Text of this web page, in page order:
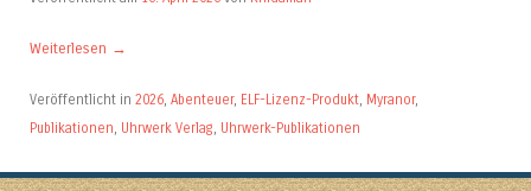
Weiterlesen →
Veröffentlicht in 2026, Abenteuer, ELF-Lizenz-Produkt, Myranor,
Publikationen, Uhrwerk Verlag, Uhrwerk-Publikationen